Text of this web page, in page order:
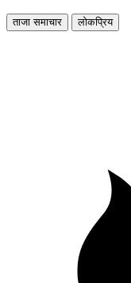
ताजा समाचार लोकप्रिय